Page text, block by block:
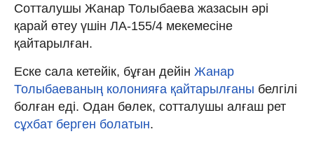
Сотталушы Жанар Толыбаева жазасын әрі
қарай өтеу үшін ЛА-155/4 мекемесіне
қайтарылған.
Еске сала кетейік, бұған дейін Жанар
Толыбаеваның колонияға қайтарылғаны белгілі
болған еді. Одан бөлек, сотталушы алғаш рет
сұхбат берген болатын.